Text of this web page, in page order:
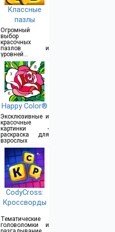
Классные
пазлы
Огромный
выбор
красочных
пазлов и
уровней
сложности
Happy Color®
Эксклюзивные и
красочные
картинки -
раскраска для
взрослых
CodyCross:
Кроссворды
Тематические
головоломки и